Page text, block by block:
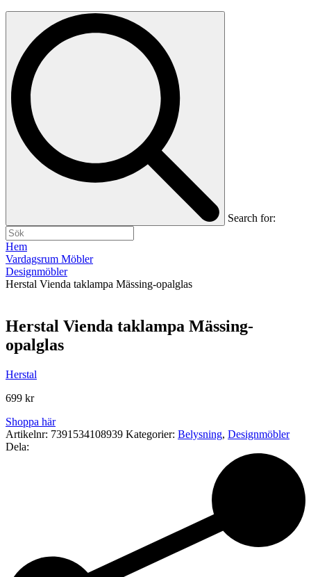
Search for:
Hem
Vardagsrum Möbler
Designmöbler
Herstal Vienda taklampa Mässing-opalglas
Herstal Vienda taklampa Mässing-
opalglas
Herstal
699 kr
Shoppa här
Artikelnr: 7391534108939 Kategorier: Belysning, Designmöbler
Dela: